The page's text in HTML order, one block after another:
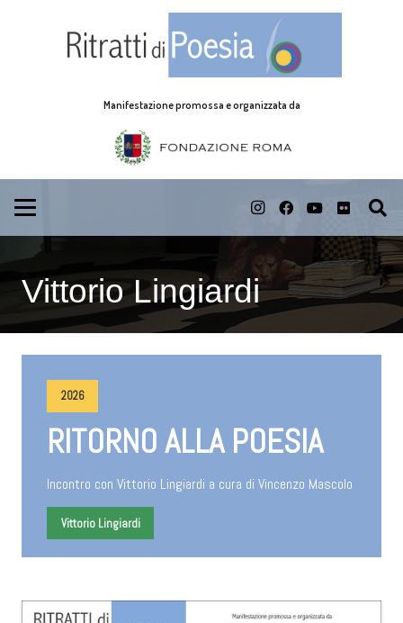
Manifestazione promossa e organizzata da
Vittorio Lingiardi
2026
RITORNO ALLA POESIA
Incontro con Vittorio Lingiardi a cura di Vincenzo Mascolo
Vittorio Lingiardi